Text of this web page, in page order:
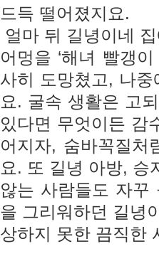
드득 떨어졌지요.
얼마 뒤 길녕이네
어멍을 ‘해녀 빨갱
사히 도망쳤고, 나
요. 굴속 생활은 고
있다면 무엇이든 감
어지자, 숨바꼭질
요. 또 길녕 아방, 승
않는 사람들도 자꾸
을 그리워하던 길녕
상하지 못한 끔직